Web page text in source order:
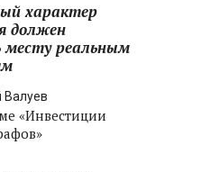
характер
должен
месту реальным
Валуев
«Инвестиции